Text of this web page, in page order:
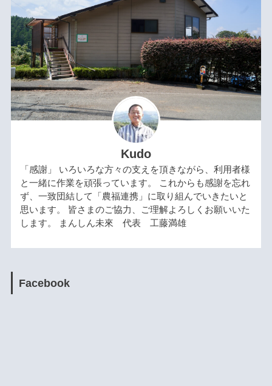
Kudo
「感謝」 いろいろな方々の支えを頂きながら、利用者様
と一緒に作業を頑張っています。 これからも感謝を忘れ
ず、一致団結して「農福連携」に取り組んでいきたいと
思います。 皆さまのご協力、ご理解よろしくお願いいた
します。 まんしん未來 代表 工藤満雄
Facebook